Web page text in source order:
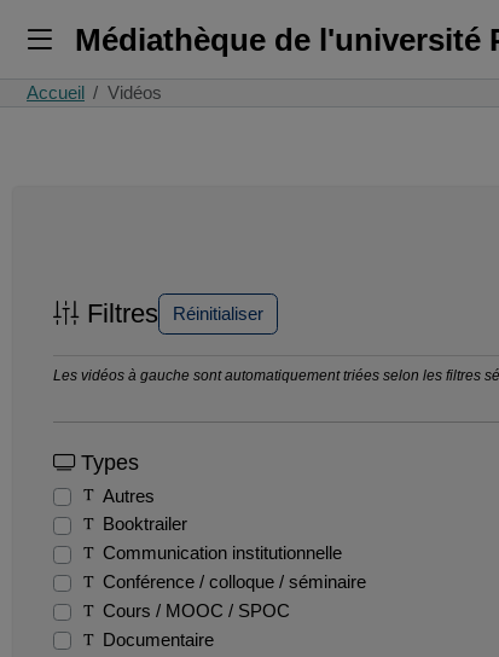
Médiathèque de l'université
Accueil Vidéos
Filtres Réinitialiser
Les vidéos à gauche sont automatiquement triées selon les filtres
Types
Autres
Booktrailer
Communication institutionnelle
Conférence / colloque / séminaire
Cours / MOOC / SPOC
Documentaire